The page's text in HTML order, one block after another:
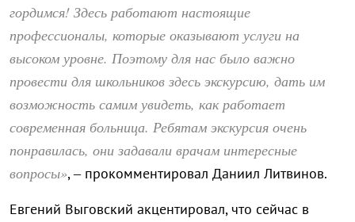
гордимся! Здесь работают настоящие
профессионалы, которые оказывают услуги на
высоком уровне. Поэтому для нас было важно
провести для школьников здесь экскурсию, дать им
возможность самим увидеть, как работает
современная больница. Ребятам экскурсия очень
понравилась, они задавали врачам интересные
вопросы», – прокомментировал Даниил Литвинов.
Евгений Выговский акцентировал, что сейчас в